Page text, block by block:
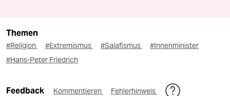
Themen
#Religion #Extremismus #Salafismus
#Innenminister
#Hans-Peter Friedrich
Feedback Kommentieren Fehlerhinweis